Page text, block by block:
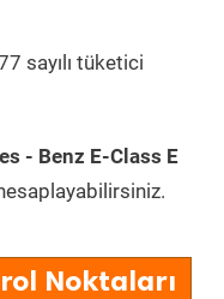
sayılı tüketici
- Benz E-Class E
Noktaları